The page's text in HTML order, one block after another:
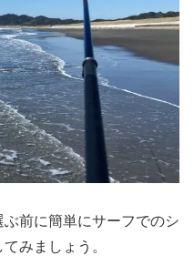
前に簡単にサーフでのシ
みましょう。